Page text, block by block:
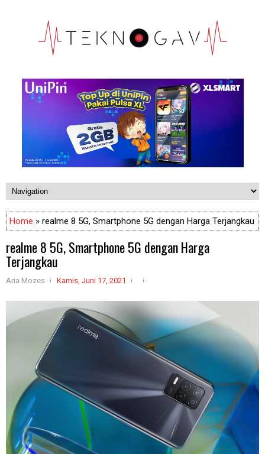
Home » realme 8 5G, Smartphone 5G dengan Harga Terjangkau
realme 8 5G, Smartphone 5G dengan Harga
Terjangkau
Aria Mozes Kamis, Juni 17, 2021